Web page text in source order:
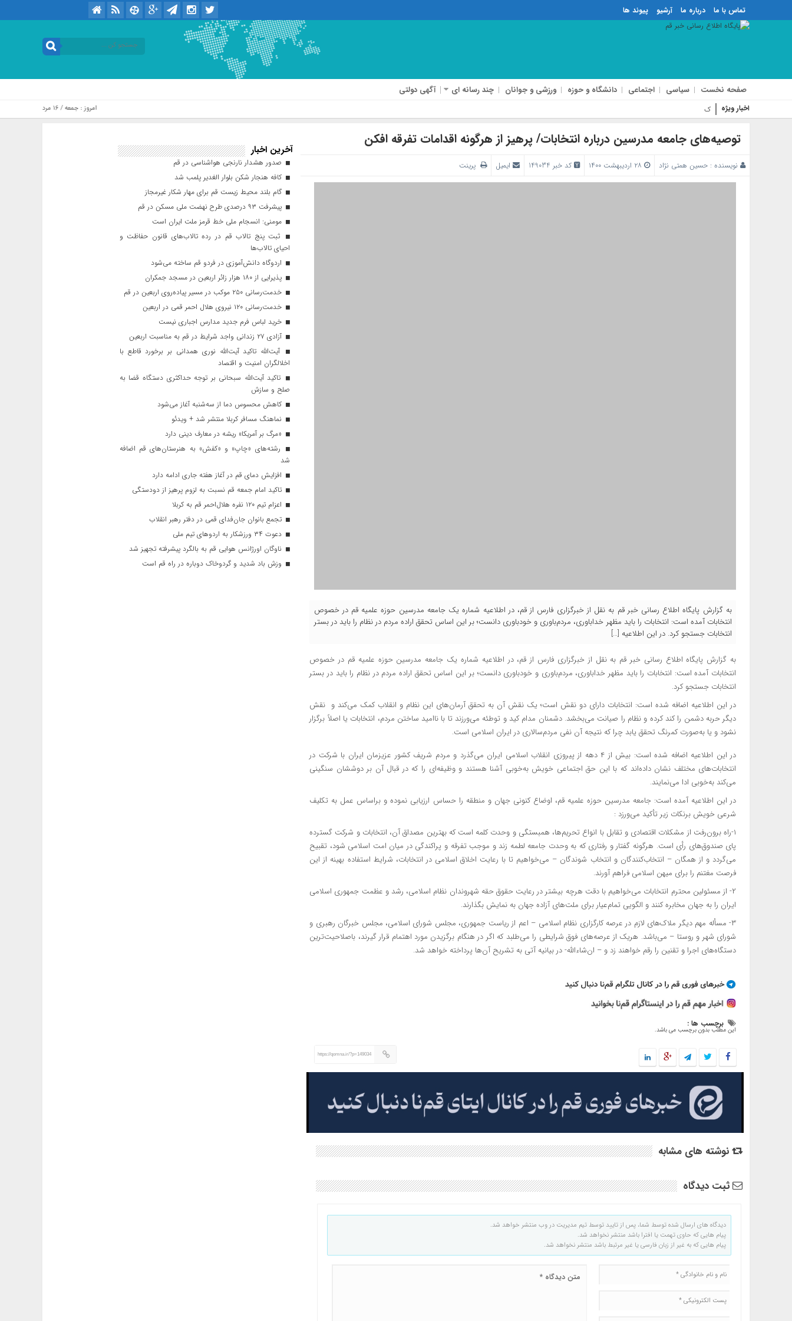
تماس با ما درباره ما آرشیو پیوند ها
صفحه نخست سیاسی اجتماعی دانشگاه و حوزه ورزشی و جوانان چند رسانه ای آگهی دولتی
اخبار ویژه کافه هنجار شکن بلو امروز : جمعه / ۱۶ مرداد / ۱۴۰۵ .::. برابر با : Friday, 7 August , 2026
توصیه‌های جامعه مدرسین درباره انتخابات/ پرهیز از هرگونه اقدامات تفرقه افکن
نویسنده : حسین همتی نژاد کد خبر 149034 ایمیل پرینت
به گزارش پایگاه اطلاع رسانی خبر قم به نقل از خبرگزاری فارس از قم، در اطلاعیه شماره یک جامعه مدرسین حوزه علمیه قم در خصوص
انتخابات آمده است: انتخابات را باید مظهر خداباوری، مردم‌باوری و خودباوری دانست؛ بر این اساس تحقق اراده مردم در نظام را باید در بستر
انتخابات جستجو کرد. در این اطلاعیه […]
به گزارش پایگاه اطلاع رسانی خبر قم به نقل از خبرگزاری فارس از قم، در اطلاعیه شماره یک جامعه مدرسین حوزه علمیه قم در خصوص
انتخابات آمده است: انتخابات را باید مظهر خداباوری، مردم‌باوری و خودباوری دانست؛ بر این اساس تحقق اراده مردم در نظام را باید در بستر
انتخابات جستجو کرد.
در این اطلاعیه اضافه شده است: انتخابات دارای دو نقش است؛ یک‌ نقش آن به تحقق آرمان‌های این نظام و انقلاب کمک می‌کند و نقش
دیگر حربه دشمن را کند کرده و نظام را صیانت می‌بخشد. دشمنان مدام کید و توطئه می‌ورزند تا با ناامید ساختن مردم، انتخابات یا اصلاً برگزار
نشود و یا به‌صورت کمرنگ تحقق یابد چرا که نتیجه آن نفی مردم‌سالاری در ایران اسلامی است.
در این اطلاعیه اضافه شده است: بیش از ۴ دهه از پیروزی انقلاب اسلامی ایران می‌گذرد و مردم شریف کشور عزیزمان ایران با شرکت در
انتخابات‌های مختلف نشان داده‌اند که با این حق اجتماعی خویش به‌خوبی آشنا هستند و وظیفه‌ای را که در قبال آن بر دوششان سنگینی
می‌کند به‌خوبی ادا می‌نمایند.
در این اطلاعیه آمده است: جامعه مدرسین حوزه علمیه قم، اوضاع کنونی جهان و منطقه را حساس ارزیابی نموده و براساس عمل به تکلیف
شرعی خویش برنکات زیر تأکید می‌ورزد :
۱-راه برون‌رفت از مشکلات اقتصادی و تقابل با انواع تحریم‌ها، همبستگی و وحدت کلمه است که بهترین مصداق آن، انتخابات و شرکت گسترده
پای صندوق‌های رأی است. هرگونه گفتار و رفتاری که به وحدت جامعه لطمه زند و موجب تفرقه و پراکندگی در میان امت اسلامی شود، تقبیح
می‌گردد و از همگان – انتخاب‌کنندگان و انتخاب شوندگان – می‌خواهیم تا با رعایت اخلاق اسلامی در انتخابات، شرایط استفاده بهینه از این
فرصت مغتنم را برای میهن اسلامی فراهم آورند.
۲- از مسئولین محترم انتخابات می‌خواهیم با دقت هرچه بیشتر در رعایت حقوق حقه شهروندان نظام اسلامی، رشد و عظمت جمهوری اسلامی
ایران را به جهان مخابره کنند و الگویی تمام‌عیار برای ملت‌های آزاده جهان به نمایش بگذارند.
۳- مسأله مهم دیگر ملاک‌های لازم در عرصه کارگزاری نظام اسلامی – اعم از ریاست جمهوری، مجلس شورای اسلامی، مجلس خبرگان رهبری و
شورای شهر و روستا – می‌باشد. هریک از عرصه‌های فوق شرایطی را می‌طلبد که اگر در هنگام برگزیدن مورد اهتمام قرار گیرند، باصلاحیت‌ترین
دستگاه‌های اجرا و تقنین را رقم خواهند زد و – ان‌شاءالله- در بیانیه آتی به تشریح آن‌ها پرداخته خواهد شد.
برچسب ها :
این مطلب بدون برچسب می باشد.
https://qomna.ir/?p=149034
نوشته های مشابه
ثبت دیدگاه
دیدگاه های ارسال شده توسط شما، پس از تایید توسط تیم مدیریت در وب منتشر خواهد شد.
پیام هایی که حاوی تهمت یا افترا باشد منتشر نخواهد شد.
پیام هایی که به غیر از زبان فارسی یا غیر مرتبط باشد منتشر نخواهد شد.
آخرین اخبار
صدور هشدار نارنجی هواشناسی در قم
کافه هنجار شکن بلوار الغدیر پلمب شد
گام بلند محیط زیست قم برای مهار شکار غیرمجاز
پیشرفت ۹۳ درصدی طرح نهضت ملی مسکن در قم
مومنی: انسجام ملی خط قرمز ملت ایران است
ثبت پنج تالاب قم در رده تالاب‌های قانون حفاظت و
احیای تالاب‌ها
اردوگاه دانش‌آموزی در فردو قم ساخته می‌شود
پذیرایی از ۱۸۰ هزار زائر اربعین در مسجد جمکران
خدمت‌رسانی ۲۵۰ موکب در مسیر پیاده‌روی اربعین در قم
خدمت‌رسانی ۱۲۰ نیروی هلال احمر قمی در اربعین
خرید لباس فرم جدید مدارس اجباری نیست
آزادی ۲۷ زندانی واجد شرایط در قم به مناسبت اربعین
آیت‌الله تاکید آیت‌الله نوری همدانی بر برخورد قاطع با
اخلالگران امنیت و اقتصاد
تاکید آیت‌الله‌ سبحانی بر توجه حداکثری دستگاه قضا به
صلح و سازش
کاهش محسوس دما از سه‌شنبه آغاز می‌شود
نماهنگ مسافر کربلا منتشر شد + ویدئو
«مرگ بر آمریکا» ریشه در معارف دینی دارد
رشته‌های «چاپ» و «کفش» به هنرستان‌های قم اضافه
شد
افزایش دمای قم در آغاز هفته جاری ادامه دارد
تاکید امام جمعه قم نسبت به لزوم پرهیز از دودستگی
اعزام تیم ۱۲۰ نفره هلال‌احمر قم به کربلا
تجمع بانوان جان‌فدای قمی در دفتر رهبر انقلاب
دعوت ۳۴ ورزشکار به اردوهای تیم ملی
ناوگان اورژانس هوایی قم به بالگرد پیشرفته تجهیز شد
وزش باد شدید و گردوخاک دوباره در راه قم است